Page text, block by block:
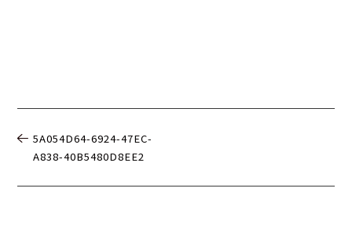
5A054D64-6924-47EC-
A838-40B5480D8EE2